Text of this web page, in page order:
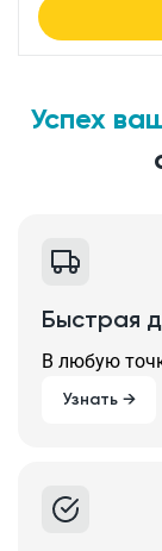
Успех
Быстрая
В любую
Узнать →